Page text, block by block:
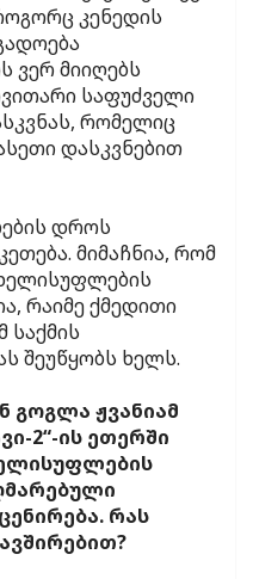
კენედის
მიიღებს
საფუძველი
რომელიც
დასკვნებით
დროს
მიმაჩნია, რომ
რაიმე ქმედითი
საქმის
შეუწყობს ხელს.
გოგლა ჟვანიამ
2“-ის ეთერში
რას